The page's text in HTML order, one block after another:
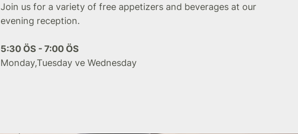
Join us for a variety of free appetizers and beverages at our
evening reception.
5:30 ÖS - 7:00 ÖS
Monday,Tuesday ve Wednesday